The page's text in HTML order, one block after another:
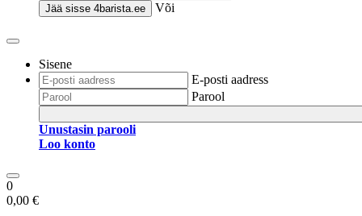
Jää sisse 4barista.ee Või
Sisene
E-posti aadress
Parool
Unustasin parooli
Loo konto
0
0,00 €